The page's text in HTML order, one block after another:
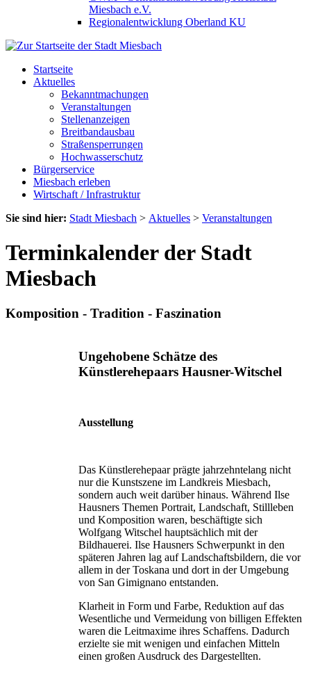
Miesbach e.V.
Regionalentwicklung Oberland KU
Startseite
Aktuelles
Bekanntmachungen
Veranstaltungen
Stellenanzeigen
Breitbandausbau
Straßensperrungen
Hochwasserschutz
Bürgerservice
Miesbach erleben
Wirtschaft / Infrastruktur
Sie sind hier: Stadt Miesbach > Aktuelles > Veranstaltungen
Terminkalender der Stadt
Miesbach
Komposition - Tradition - Faszination
Ungehobene Schätze des
Künstlerehepaars Hausner-Witschel
Ausstellung
Das Künstlerehepaar prägte jahrzehntelang nicht
nur die Kunstszene im Landkreis Miesbach,
sondern auch weit darüber hinaus. Während Ilse
Hausners Themen Portrait, Landschaft, Stillleben
und Komposition waren, beschäftigte sich
Wolfgang Witschel hauptsächlich mit der
Bildhauerei. Ilse Hausners Schwerpunkt in den
späteren Jahren lag auf Landschaftsbildern, die vor
allem in der Toskana und dort in der Umgebung
von San Gimignano entstanden.
Klarheit in Form und Farbe, Reduktion auf das
Wesentliche und Vermeidung von billigen Effekten
waren die Leitmaxime ihres Schaffens. Dadurch
erzielte sie mit wenigen und einfachen Mitteln
einen großen Ausdruck des Dargestellten.